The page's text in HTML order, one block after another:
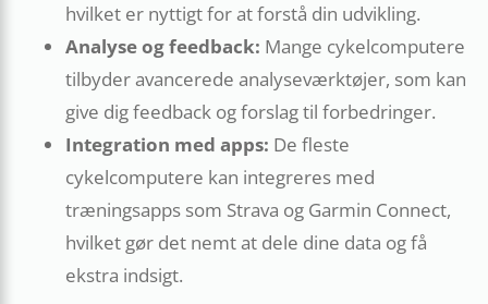
hvilket er nyttigt for at forstå din udvikling.
Analyse og feedback: Mange cykelcomputere
tilbyder avancerede analyseværktøjer, som kan
give dig feedback og forslag til forbedringer.
Integration med apps: De fleste
cykelcomputere kan integreres med
træningsapps som Strava og Garmin Connect,
hvilket gør det nemt at dele dine data og få
ekstra indsigt.